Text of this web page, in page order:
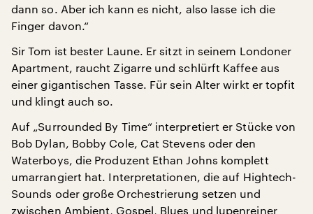
dann so. Aber ich kann es nicht, also lasse ich die
Finger davon.“
Sir Tom ist bester Laune. Er sitzt in seinem Londoner
Apartment, raucht Zigarre und schlürft Kaffee aus
einer gigantischen Tasse. Für sein Alter wirkt er topfit
und klingt auch so.
Auf „Surrounded By Time“ interpretiert er Stücke von
Bob Dylan, Bobby Cole, Cat Stevens oder den
Waterboys, die Produzent Ethan Johns komplett
umarrangiert hat. Interpretationen, die auf Hightech-
Sounds oder große Orchestrierung setzen und
zwischen Ambient, Gospel, Blues und lupenreiner